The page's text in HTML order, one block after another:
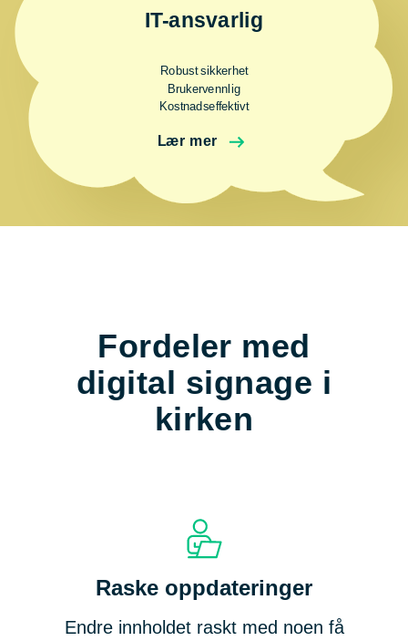
IT-ansvarlig
Robust sikkerhet
Brukervennlig
Kostnadseffektivt
Lær mer
Fordeler med
digital signage i
kirken
Raske oppdateringer
Endre innholdet raskt med noen få